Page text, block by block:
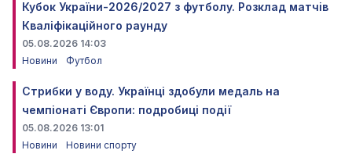
Кубок України-2026/2027 з футболу. Розклад матчів
Кваліфікаційного раунду
05.08.2026 14:03
Новини
Футбол
Стрибки у воду. Українці здобули медаль на
чемпіонаті Європи: подробиці події
05.08.2026 13:01
Новини
Новини спорту